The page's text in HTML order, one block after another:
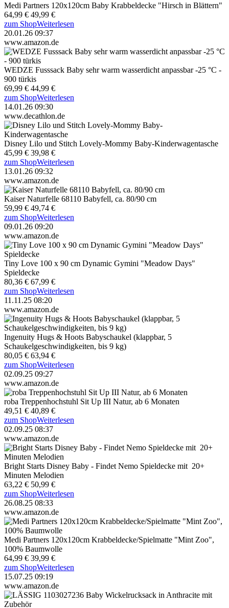
Medi Partners 120x120cm Baby Krabbeldecke "Hirsch in Blättern"
64,99 € 49,99 €
zum ShopWeiterlesen
20.01.26 09:37
www.amazon.de
WEDZE Fusssack Baby sehr warm wasserdicht anpassbar -25 °C -
900 türkis
69,99 € 44,99 €
zum ShopWeiterlesen
14.01.26 09:30
www.decathlon.de
Disney Lilo und Stitch Lovely-Mommy Baby-Kinderwagentasche
45,99 € 39,98 €
zum ShopWeiterlesen
13.01.26 09:32
www.amazon.de
Kaiser Naturfelle 68110 Babyfell, ca. 80/90 cm
59,99 € 49,74 €
zum ShopWeiterlesen
09.01.26 09:20
www.amazon.de
Tiny Love 100 x 90 cm Dynamic Gymini "Meadow Days"
Spieldecke
80,36 € 67,99 €
zum ShopWeiterlesen
11.11.25 08:20
www.amazon.de
Ingenuity Hugs & Hoots Babyschaukel (klappbar, 5
Schaukelgeschwindigkeiten, bis 9 kg)
80,05 € 63,94 €
zum ShopWeiterlesen
02.09.25 09:27
www.amazon.de
roba Treppenhochstuhl Sit Up III Natur, ab 6 Monaten
49,51 € 40,89 €
zum ShopWeiterlesen
02.09.25 08:37
www.amazon.de
Bright Starts Disney Baby - Findet Nemo Spieldecke mit 20+
Minuten Melodien
63,22 € 50,99 €
zum ShopWeiterlesen
26.08.25 08:33
www.amazon.de
Medi Partners 120x120cm Krabbeldecke/Spielmatte "Mint Zoo",
100% Baumwolle
64,99 € 39,99 €
zum ShopWeiterlesen
15.07.25 09:19
www.amazon.de